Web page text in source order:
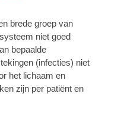
brede groep van
niet goed
bepaalde
(infecties) niet
het lichaam en
zijn per patiënt en